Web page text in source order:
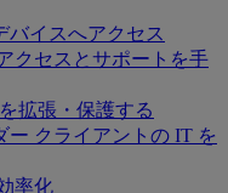
バイスへアクセス
クセスとサポートを手
拡張・保護する
ー クライアントの IT を
率化